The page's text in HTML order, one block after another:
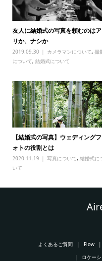
友人に結婚式の写真を頼むのはア
リか、ナシか
2019.09.30 カメラマンについて, 撮
について, 結婚式について
【結婚式の写真】ウェディングフ
ォトの役割とは
2020.11.19 写真について, 結婚式に
いて
よくあるご質問 Flow
ロケー